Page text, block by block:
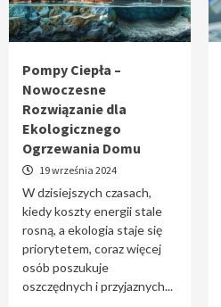
Pompy Ciepła –
Nowoczesne
Rozwiązanie dla
Ekologicznego
Ogrzewania Domu
19 września 2024
W dzisiejszych czasach,
kiedy koszty energii stale
rosną, a ekologia staje się
priorytetem, coraz więcej
osób poszukuje
oszczędnych i przyjaznych...